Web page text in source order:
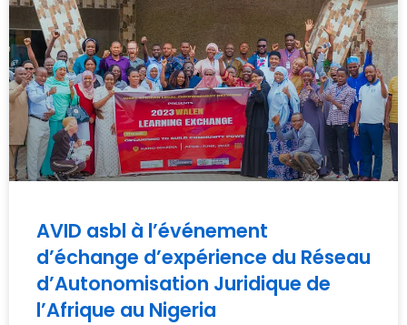
AVID asbl à l’événement
d’échange d’expérience du Réseau
d’Autonomisation Juridique de
l’Afrique au Nigeria